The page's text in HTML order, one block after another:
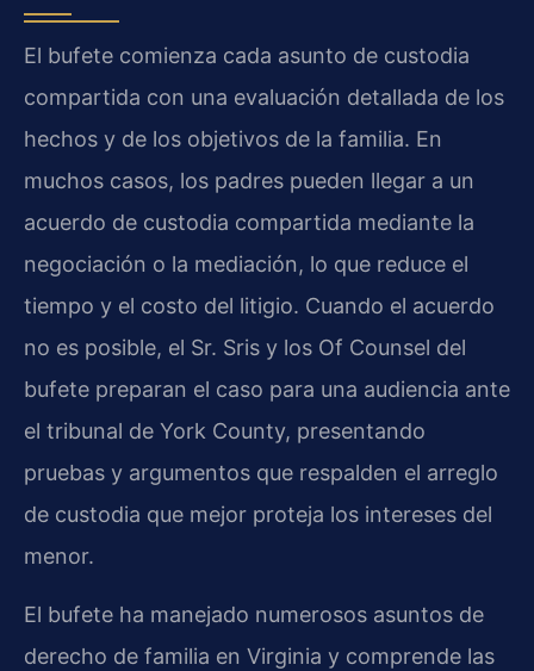
El bufete comienza cada asunto de custodia
compartida con una evaluación detallada de los
hechos y de los objetivos de la familia. En
muchos casos, los padres pueden llegar a un
acuerdo de custodia compartida mediante la
negociación o la mediación, lo que reduce el
tiempo y el costo del litigio. Cuando el acuerdo
no es posible, el Sr. Sris y los Of Counsel del
bufete preparan el caso para una audiencia ante
el tribunal de York County, presentando
pruebas y argumentos que respalden el arreglo
de custodia que mejor proteja los intereses del
menor.
El bufete ha manejado numerosos asuntos de
derecho de familia en Virginia y comprende las